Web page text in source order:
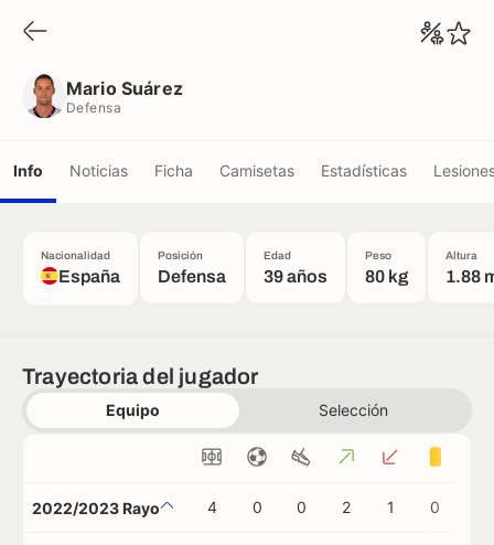
Mario Suárez
Defensa
Info Noticias Ficha Camisetas Estadísticas
Nacionalidad
España
Posición
Defensa
Edad
39 años
Peso
80 kg
Altura
1.88
Trayectoria del jugador
Equipo Selección
2022/2023 Rayo 4 0 0 2 1 0